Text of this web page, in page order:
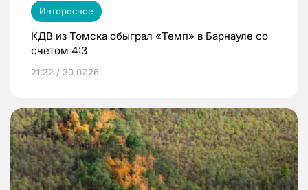
Интересное
КДВ из Томска обыграл «Темп» в Барнауле со
счетом 4:3
21:32 / 30.07.26